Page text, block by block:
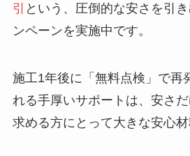
引 という、圧倒的な安さを引
ンペーンを実施中です。
施工1年後に「無料点検」で再
れる手厚いサポートは、安さ
求める方にとって大きな安心材